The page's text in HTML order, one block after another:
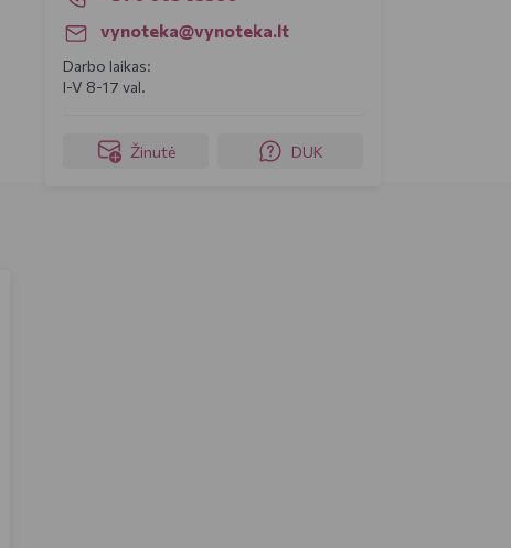
vynoteka@vynoteka.lt
Darbo laikas:
I-V 8-17 val.
Žinutė DUK